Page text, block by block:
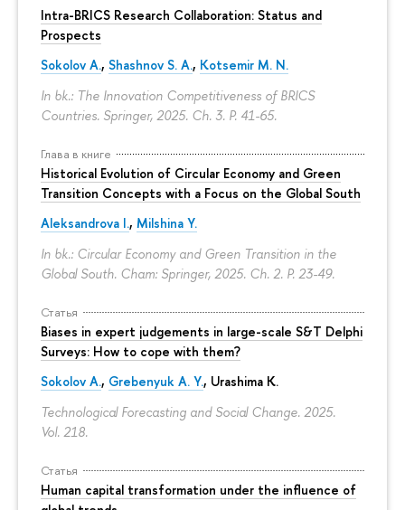
Intra-BRICS Research Collaboration: Status and
Prospects
Sokolov A., Shashnov S. A., Kotsemir M. N.
In bk.: The Innovation Competitiveness of BRICS
Countries. Springer, 2025. Ch. 3. P. 41-65.
Глава в книге
Historical Evolution of Circular Economy and Green
Transition Concepts with a Focus on the Global South
Aleksandrova I., Milshina Y.
In bk.: Circular Economy and Green Transition in the
Global South. Cham: Springer, 2025. Ch. 2. P. 23-49.
Статья
Biases in expert judgements in large-scale S&T Delphi
Surveys: How to cope with them?
Sokolov A., Grebenyuk A. Y., Urashima K.
Technological Forecasting and Social Change. 2025.
Vol. 218.
Статья
Human capital transformation under the influence of